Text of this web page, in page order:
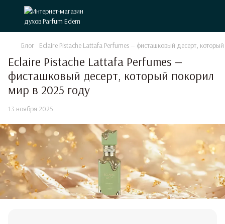
Блог Eclaire Pistache Lattafa Perfumes — фисташковый десерт,
Eclaire Pistache Lattafa Perfumes —
фисташковый десерт, который покорил
мир в 2025 году
13 ноября 2025